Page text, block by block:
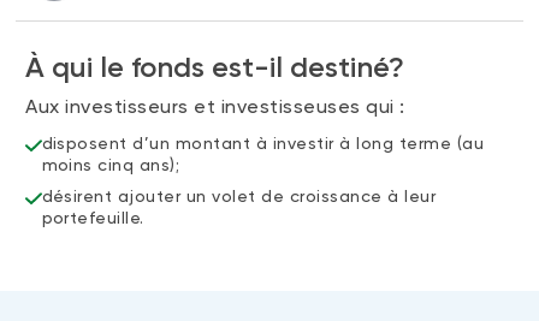
Compte Surintérêt Altamira BNI
CPG à taux fixe
CATÉGORIES D'ACTIFS
Actions
À qui le fonds est-il destiné?
Aux investisseurs et investisseuses qui :
disposent d’un montant à investir à long terme (au
moins cinq ans);
désirent ajouter un volet de croissance à leur
portefeuille.